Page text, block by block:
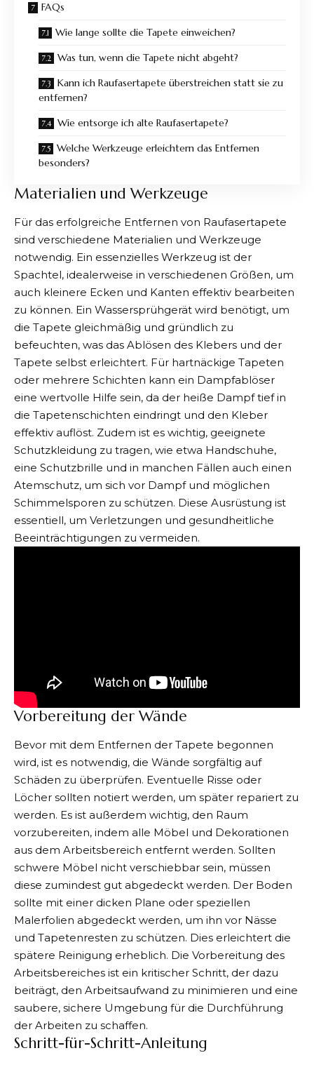
FAQs
Wie lange sollte die Tapete einweichen?
Was tun, wenn die Tapete nicht abgeht?
Kann ich Raufasertapete überstreichen statt sie zu
entfernen?
Wie entsorge ich alte Raufasertapete?
Welche Werkzeuge erleichtern das Entfernen
besonders?
Materialien und Werkzeuge
Für das erfolgreiche Entfernen von Raufasertapete
sind verschiedene Materialien und Werkzeuge
notwendig. Ein essenzielles Werkzeug ist der
Spachtel, idealerweise in verschiedenen Größen, um
auch kleinere Ecken und Kanten effektiv bearbeiten
zu können. Ein Wassersprühgerät wird benötigt, um
die Tapete gleichmäßig und gründlich zu
befeuchten, was das Ablösen des Klebers und der
Tapete selbst erleichtert. Für hartnäckige Tapeten
oder mehrere Schichten kann ein Dampfablöser
eine wertvolle Hilfe sein, da der heiße Dampf tief in
die Tapetenschichten eindringt und den Kleber
effektiv auflöst. Zudem ist es wichtig, geeignete
Schutzkleidung zu tragen, wie etwa Handschuhe,
eine Schutzbrille und in manchen Fällen auch einen
Atemschutz, um sich vor Dampf und möglichen
Schimmelsporen zu schützen. Diese Ausrüstung ist
essentiell, um Verletzungen und gesundheitliche
Beeinträchtigungen zu vermeiden.
Vorbereitung der Wände
Bevor mit dem Entfernen der Tapete begonnen
wird, ist es notwendig, die Wände sorgfältig auf
Schäden zu überprüfen. Eventuelle Risse oder
Löcher sollten notiert werden, um später repariert zu
werden. Es ist außerdem wichtig, den Raum
vorzubereiten, indem alle Möbel und Dekorationen
aus dem Arbeitsbereich entfernt werden. Sollten
schwere Möbel nicht verschiebbar sein, müssen
diese zumindest gut abgedeckt werden. Der Boden
sollte mit einer dicken Plane oder speziellen
Malerfolien abgedeckt werden, um ihn vor Nässe
und Tapetenresten zu schützen. Dies erleichtert die
spätere Reinigung erheblich. Die Vorbereitung des
Arbeitsbereiches ist ein kritischer Schritt, der dazu
beiträgt, den Arbeitsaufwand zu minimieren und eine
saubere, sichere Umgebung für die Durchführung
der Arbeiten zu schaffen.
Schritt-für-Schritt-Anleitung